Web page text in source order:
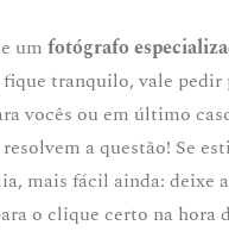
um fotógrafo
tranquilo, vale
vocês ou em último
a questão! Se
mais fácil ainda: deixe
o clique certo na hora